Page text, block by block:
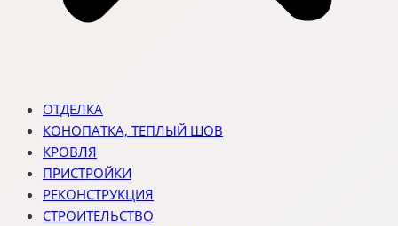
ОТДЕЛКА
КОНОПАТКА, ТЕПЛЫЙ ШОВ
КРОВЛЯ
ПРИСТРОЙКИ
РЕКОНСТРУКЦИЯ
СТРОИТЕЛЬСТВО